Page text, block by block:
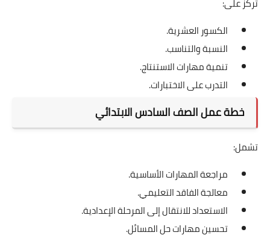
الكسور العشرية.
النسبة والتناسب.
تنمية مهارات الاستنتاج.
التدرب على الاختبارات.
خطة عمل الصف السادس الابتدائي
تشمل:
مراجعة المهارات الأساسية.
معالجة الفاقد التعليمي.
الاستعداد للانتقال إلى المرحلة الإعدادية.
تحسين مهارات حل المسائل.